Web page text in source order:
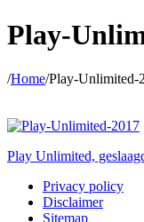
Play-
/Home/Play-Unlimited-
Play Unlimited,
Privacy policy
Disclaimer
Sitemap